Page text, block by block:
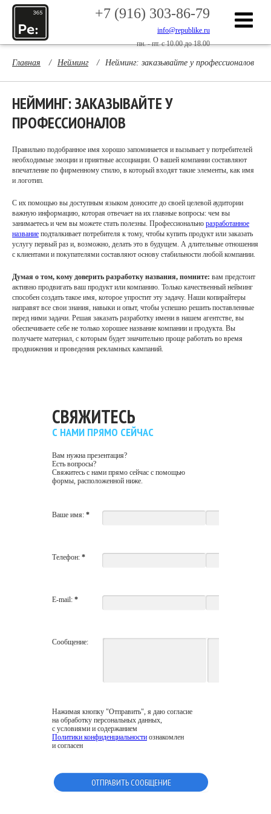
+7 (916) 303-86-79
info@republike.ru
пн. - пт. с 10.00 до 18.00
Главная / Нейминг / Нейминг: заказывайте у профессионалов
НЕЙМИНГ: ЗАКАЗЫВАЙТЕ У
ПРОФЕССИОНАЛОВ
Правильно подобранное имя хорошо запоминается и вызывает у потребителей
необходимые эмоции и приятные ассоциации. О вашей компании составляют
впечатление по фирменному стилю, в который входят такие элементы, как имя
и логотип.
С их помощью вы доступным языком доносите до своей целевой аудитории
важную информацию, которая отвечает на их главные вопросы: чем вы
занимаетесь и чем вы можете стать полезны. Профессионально разработанное
название подталкивает потребителя к тому, чтобы купить продукт или заказать
услугу первый раз и, возможно, делать это в будущем. А длительные отношения
с клиентами и покупателями составляют основу стабильности любой компании.
Думая о том, кому доверить разработку названия, помните: вам предстоит
активно продвигать ваш продукт или компанию. Только качественный нейминг
способен создать такое имя, которое упростит эту задачу. Наши копирайтеры
направят все свои знания, навыки и опыт, чтобы успешно решить поставленные
перед ними задачи. Решая заказать разработку имени в нашем агентстве, вы
обеспечиваете себе не только хорошее название компании и продукта. Вы
получаете материал, с которым будет значительно проще работать во время
продвижения и проведения рекламных кампаний.
СВЯЖИТЕСЬ
С НАМИ ПРЯМО СЕЙЧАС
Вам нужна презентация?
Есть вопросы?
Свяжитесь с нами прямо сейчас с помощью
формы, расположенной ниже.
Ваше имя: *
Телефон: *
E-mail: *
Сообщение:
Нажимая кнопку "Отправить", я даю согласие
на обработку персональных данных,
с условиями и содержанием
Политики конфиденциальности ознакомлен
и согласен